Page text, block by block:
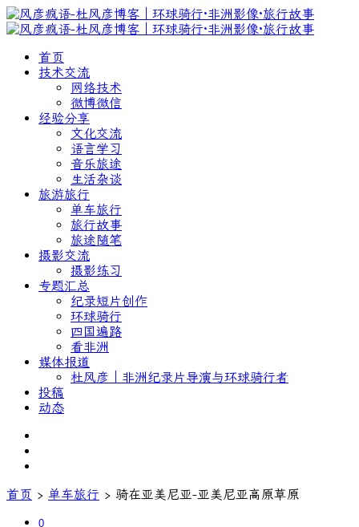
首页
技术交流
网络技术
微博微信
经验分享
文化交流
语言学习
音乐旅途
生活杂谈
旅游旅行
单车旅行
旅行故事
旅途随笔
摄影交流
摄影练习
专题汇总
纪录短片创作
环球骑行
四国遍路
看非洲
媒体报道
杜风彦｜非洲纪录片导演与环球骑行者
投稿
动态
首页 › 单车旅行 › 骑在亚美尼亚-亚美尼亚高原草原
0